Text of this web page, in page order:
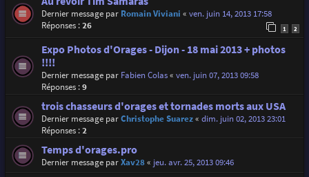
Dernier message par Romain Viviani « ven. juin 14, 2013 17:58
Réponses :26 1 2
Expo Photos d'Orages - Dijon - 18 mai 2013 + photos
!!!!
Dernier message par Fabien Colas« ven. juin 07, 2013 09:58
Réponses :9
trois chasseurs d'orages et tornades morts aux USA
Dernier message parChristophe Suarez« dim. juin 02, 2013 23:01
Réponses :2
Temps d'orages.pro
Dernier message parXav28« jeu. avr. 25, 2013 09:46